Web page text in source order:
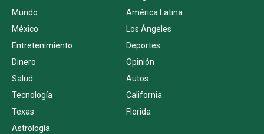
Mundo
América Latina
México
Los Ángeles
Entretenimiento
Deportes
Dinero
Opinión
Salud
Autos
Tecnología
California
Texas
Florida
Astrología